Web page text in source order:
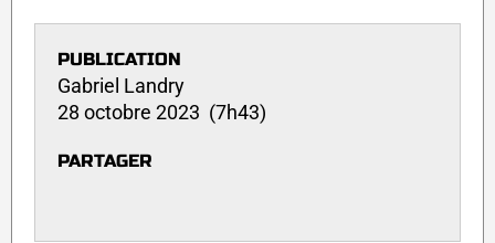
PUBLICATION
Gabriel Landry
28 octobre 2023 (7h43)
PARTAGER